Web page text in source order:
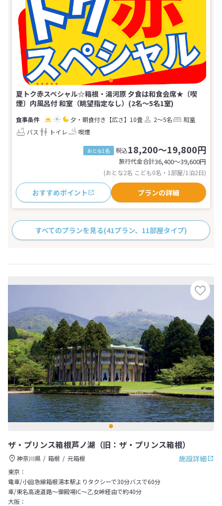
夏トク赤スペシャル☆箱根・湯河原 夕食は和食会席★〔喫
煙〕内風呂付 和室（眺望指定なし）(2名～5名1室)
夕・朝食付き 【広さ】10畳 2～5名
和室
バス
トイレ 喫煙
おとな1名 税込18,200～19,800円
旅行代金合計36,400〜39,600円
(おとな2名 こども0名・1部屋/1泊2日)
おすすめポイント プランの詳細
すべてのプランを見る(41プラン、11部屋タイプ)
ザ・プリンス箱根芦ノ湖（旧：ザ・プリンス箱根）
施設詳細
神奈川県 箱根
元箱根
東京：
電車/小田急線箱根湯本駅よりタクシーで30分バスで60分
車/東名高速道路～御殿場IC～乙女峠経由で約40分
大阪：